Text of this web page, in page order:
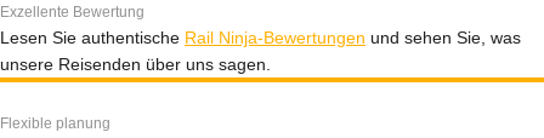
Exzellente Bewertung
Lesen Sie authentische Rail Ninja-Bewertungen und sehen Sie, was
unsere Reisenden über uns sagen.
Flexible planung